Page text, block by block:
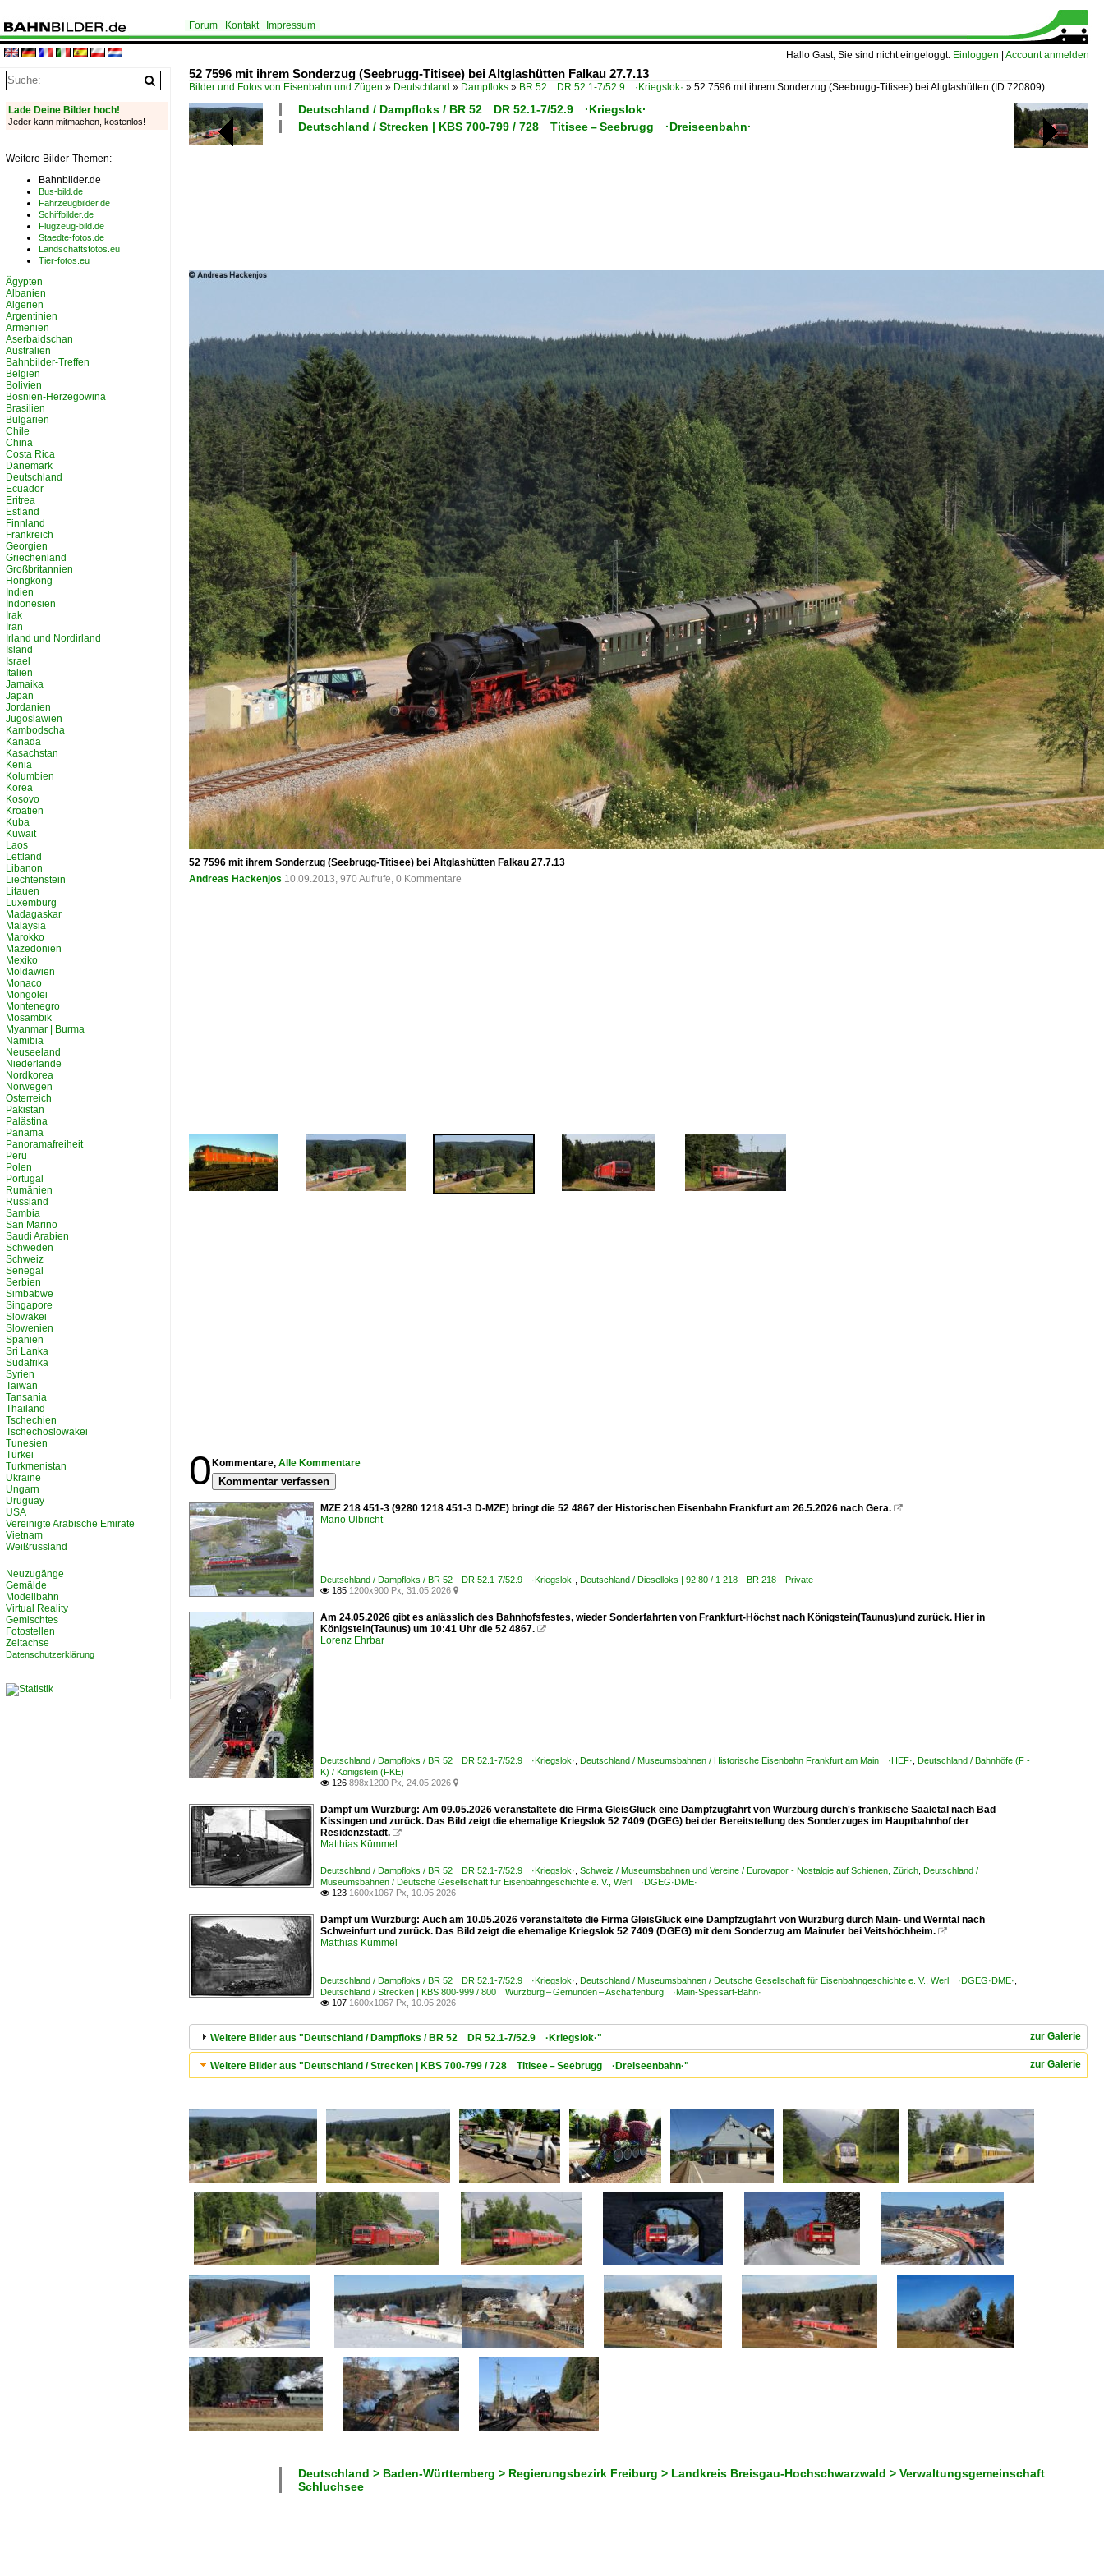
Hallo Gast, Sie sind nicht eingeloggt. Einloggen Account anmelden
Forum Kontakt Impressum
52 7596 mit ihrem Sonderzug (Seebrugg-Titisee) bei Altglashütten Falkau 27.7.13
Bilder und Fotos von Eisenbahn und Zügen » Deutschland » Dampfloks » BR 52 DR 52.1-7/52.9 ·Kriegslok· » 52 7596 mit ihrem Sonderzug (Seebrugg-Titisee) bei Altglashütten (ID 720809)
Deutschland / Dampfloks / BR 52 DR 52.1-7/52.9 ·Kriegslok·
Deutschland / Strecken | KBS 700-799 / 728 Titisee – Seebrugg ·Dreiseenbahn·
52 7596 mit ihrem Sonderzug (Seebrugg-Titisee) bei Altglashütten Falkau 27.7.13
Andreas Hackenjos 10.09.2013, 970 Aufrufe, 0 Kommentare
0 Kommentare, Alle Kommentare
Kommentar verfassen
MZE 218 451-3 (9280 1218 451-3 D-MZE) bringt die 52 4867 der Historischen Eisenbahn Frankfurt am 26.5.2026 nach Gera. 
Mario Ulbricht
Deutschland / Dampfloks / BR 52 DR 52.1-7/52.9 ·Kriegslok· Deutschland / Dieselloks | 92 80 / 1 218 BR 218 Private
 185 1200x900 Px, 31.05.2026 
Am 24.05.2026 gibt es anlässlich des Bahnhofsfestes, wieder Sonderfahrten von Frankfurt-Höchst nach Königstein(Taunus)und zurück. Hier in
Königstein(Taunus) um 10:41 Uhr die 52 4867. 
Lorenz Ehrbar
Deutschland / Dampfloks / BR 52 DR 52.1-7/52.9 ·Kriegslok· Deutschland / Museumsbahnen / Historische Eisenbahn Frankfurt am Main ·HEF· Deutschland / Bahnhöfe (F -
K) / Königstein (FKE)
 126 898x1200 Px, 24.05.2026 
Dampf um Würzburg: Am 09.05.2026 veranstaltete die Firma GleisGlück eine Dampfzugfahrt von Würzburg durch's fränkische Saaletal nach Bad
Kissingen und zurück. Das Bild zeigt die ehemalige Kriegslok 52 7409 (DGEG) bei der Bereitstellung des Sonderzuges im Hauptbahnhof der
Residenzstadt. 
Matthias Kümmel
Deutschland / Dampfloks / BR 52 DR 52.1-7/52.9 ·Kriegslok· Schweiz / Museumsbahnen und Vereine / Eurovapor - Nostalgie auf Schienen, Zürich Deutschland /
Museumsbahnen / Deutsche Gesellschaft für Eisenbahngeschichte e. V., Werl ·DGEG·DME·
 123 1600x1067 Px, 10.05.2026
Dampf um Würzburg: Auch am 10.05.2026 veranstaltete die Firma GleisGlück eine Dampfzugfahrt von Würzburg durch Main- und Werntal nach
Schweinfurt und zurück. Das Bild zeigt die ehemalige Kriegslok 52 7409 (DGEG) mit dem Sonderzug am Mainufer bei Veitshöchheim. 
Matthias Kümmel
Deutschland / Dampfloks / BR 52 DR 52.1-7/52.9 ·Kriegslok· Deutschland / Museumsbahnen / Deutsche Gesellschaft für Eisenbahngeschichte e. V., Werl ·DGEG·DME·
Deutschland / Strecken | KBS 800-999 / 800 Würzburg – Gemünden – Aschaffenburg ·Main-Spessart-Bahn·
 107 1600x1067 Px, 10.05.2026
zur Galerie
Weitere Bilder aus "Deutschland / Dampfloks / BR 52 DR 52.1-7/52.9 ·Kriegslok·"
zur Galerie
Weitere Bilder aus "Deutschland / Strecken | KBS 700-799 / 728 Titisee – Seebrugg ·Dreiseenbahn·"
Deutschland > Baden-Württemberg > Regierungsbezirk Freiburg > Landkreis Breisgau-Hochschwarzwald > Verwaltungsgemeinschaft
Schluchsee
Lade Deine Bilder hoch!
Jeder kann mitmachen, kostenlos!
Weitere Bilder-Themen:
Bahnbilder.de
Bus-bild.de
Fahrzeugbilder.de
Schiffbilder.de
Flugzeug-bild.de
Staedte-fotos.de
Landschaftsfotos.eu
Tier-fotos.eu
Ägypten
Albanien
Algerien
Argentinien
Armenien
Aserbaidschan
Australien
Bahnbilder-Treffen
Belgien
Bolivien
Bosnien-Herzegowina
Brasilien
Bulgarien
Chile
China
Costa Rica
Dänemark
Deutschland
Ecuador
Eritrea
Estland
Finnland
Frankreich
Georgien
Griechenland
Großbritannien
Hongkong
Indien
Indonesien
Irak
Iran
Irland und Nordirland
Island
Israel
Italien
Jamaika
Japan
Jordanien
Jugoslawien
Kambodscha
Kanada
Kasachstan
Kenia
Kolumbien
Korea
Kosovo
Kroatien
Kuba
Kuwait
Laos
Lettland
Libanon
Liechtenstein
Litauen
Luxemburg
Madagaskar
Malaysia
Marokko
Mazedonien
Mexiko
Moldawien
Monaco
Mongolei
Montenegro
Mosambik
Myanmar | Burma
Namibia
Neuseeland
Niederlande
Nordkorea
Norwegen
Österreich
Pakistan
Palästina
Panama
Panoramafreiheit
Peru
Polen
Portugal
Rumänien
Russland
Sambia
San Marino
Saudi Arabien
Schweden
Schweiz
Senegal
Serbien
Simbabwe
Singapore
Slowakei
Slowenien
Spanien
Sri Lanka
Südafrika
Syrien
Taiwan
Tansania
Thailand
Tschechien
Tschechoslowakei
Tunesien
Türkei
Turkmenistan
Ukraine
Ungarn
Uruguay
USA
Vereinigte Arabische Emirate
Vietnam
Weißrussland
Neuzugänge
Gemälde
Modellbahn
Virtual Reality
Gemischtes
Fotostellen
Zeitachse
Datenschutzerklärung